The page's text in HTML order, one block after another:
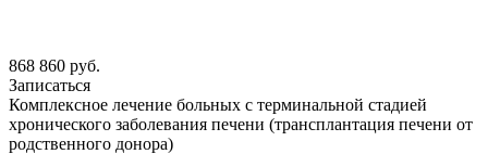
868 860 руб.
Записаться
Комплексное лечение больных с терминальной стадией
хронического заболевания печени (трансплантация печени от
родственного донора)